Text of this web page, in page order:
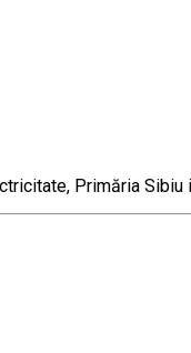
Primăria Sibiu